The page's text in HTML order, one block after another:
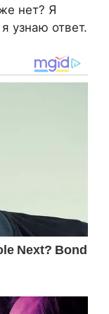
нет? Я
узнаю ответ.